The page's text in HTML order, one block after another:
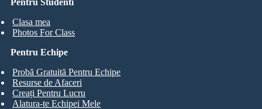
Clasa mea
Photos For Class
Pentru Echipe
Probă Gratuită Pentru Echipe
Resurse de Afaceri
Creați Pentru Lucru
Alatura-te Echipei Mele